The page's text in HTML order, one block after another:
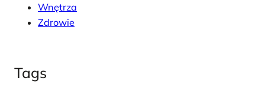
Wnętrza
Zdrowie
Tags